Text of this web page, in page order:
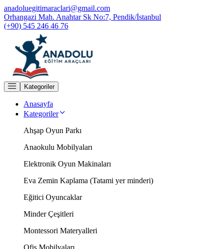
anadoluegitimaraclari@gmail.com
Orhangazi Mah. Anahtar Sk No:7, Pendik/İstanbul
(+90) 545 246 46 76
Kategoriler
Anasayfa
Kategoriler
Ahşap Oyun Parkı
Anaokulu Mobilyaları
Elektronik Oyun Makinaları
Eva Zemin Kaplama (Tatami yer minderi)
Eğitici Oyuncaklar
Minder Çeşitleri
Montessori Materyalleri
Ofis Mobilyaları